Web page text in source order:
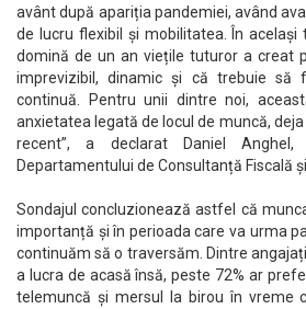
avânt după apariția pandemiei, având
de lucru flexibil și mobilitatea. În același
domină de un an viețile tuturor a creat
imprevizibil, dinamic și că trebuie să
continuă. Pentru unii dintre noi,
anxietatea legată de locul de muncă,
recent”, a declarat Daniel
Departamentului de Consultanță Fiscală
Sondajul concluzionează astfel că
importanță și în perioada care va urma
continuăm să o traversăm. Dintre
a lucra de acasă însă, peste 72% ar
telemuncă și mersul la birou în vreme